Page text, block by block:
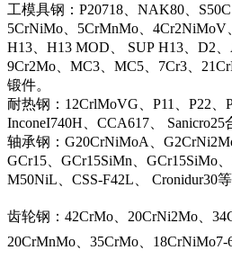
工模具钢：P20718、NAK80、S50C
5CrNiMo、5CrMnMo、4Cr2NiMoV
H13、H13 MOD、 SUP H13、D2
9Cr2Mo、MC3、MC5、7Cr3、
锻件。
耐热钢：12CrlMoVG、P11、P22、
InconeI740H、CCA617、 Sanicro25
轴承钢：G20CrNiMoA、
GCr15、GCr15SiMn、GCr15SiMo
M50NiL、CSS-F42L、 Cronidur30等
齿轮钢：42CrMo、20CrNi2Mo、
20CrMnMo、35CrMo、18CrNiMo7-